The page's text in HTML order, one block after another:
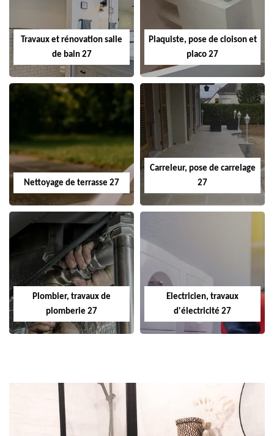
Travaux et rénovation salle
de bain 27
Plaquiste, pose de cloison et
placo 27
Nettoyage de terrasse 27
Carreleur, pose de carrelage
27
Plombier, travaux de
plomberie 27
Electricien, travaux
d'électricité 27